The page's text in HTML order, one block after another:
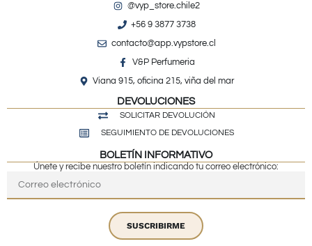
@vyp_store.chile2
+56 9 3877 3738
contacto@app.vypstore.cl
V&P Perfumeria
Viana 915, oficina 215, viña del mar
DEVOLUCIONES
SOLICITAR DEVOLUCIÓN
SEGUIMIENTO DE DEVOLUCIONES
BOLETÍN INFORMATIVO
Únete y recibe nuestro boletín indicando tu correo electrónico:
SUSCRIBIRME